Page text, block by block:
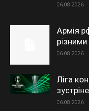
06.08.2026
Армія
06.08.2026
Ліга
06.08.2026